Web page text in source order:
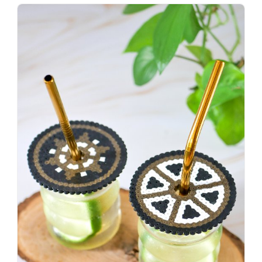
Wenn
schöner
KNALLTS!
#badezimmer
#makeover
#badezimmerdesign
#renovieren
#altbau